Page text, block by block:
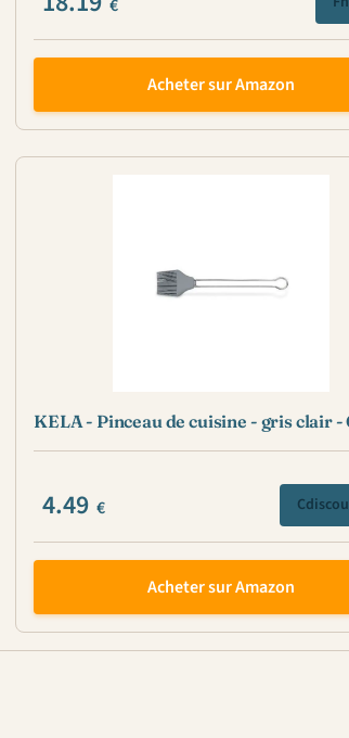
€
Acheter sur Amazon
KELA - Pinceau de cuisine - gris clair -
4.49 €
Acheter sur Amazon